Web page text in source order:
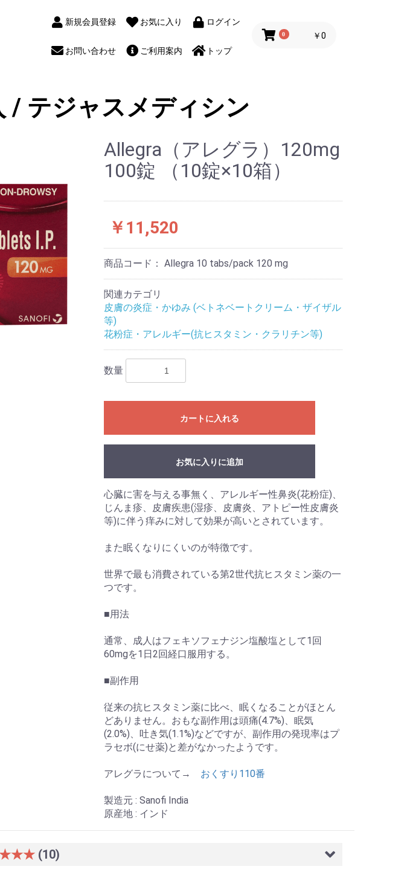
新規会員登録 お気に入り ログイン
お問い合わせ ご利用案内 トップ
0 ￥0
/ テジャスメディシン
Allegra（アレグラ）120mg
100錠 （10錠×10箱）
￥11,520
商品コード： Allegra 10 tabs/pack 120 mg
関連カテゴリ
皮膚の炎症・かゆみ (ベトネベートクリーム・ザイザル
等)
花粉症・アレルギー(抗ヒスタミン・クラリチン等)
数量
カートに入れる
お気に入りに追加
心臓に害を与える事無く、アレルギー性鼻炎(花粉症)、
じんま疹、皮膚疾患(湿疹、皮膚炎、アトピー性皮膚炎
等)に伴う痒みに対して効果が高いとされています。
また眠くなりにくいのが特徴です。
世界で最も消費されている第2世代抗ヒスタミン薬の一
つです。
■用法
通常、成人はフェキソフェナジン塩酸塩として1回
60mgを1日2回経口服用する。
■副作用
従来の抗ヒスタミン薬に比べ、眠くなることがほとん
どありません。おもな副作用は頭痛(4.7%)、眠気
(2.0%)、吐き気(1.1%)などですが、副作用の発現率はプ
ラセボ(にせ薬)と差がなかったようです。
アレグラについて→ おくすり110番
製造元 : Sanofi India
原産地 : インド
(10)